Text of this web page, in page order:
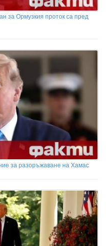
за Ормузкия проток са пред
за разоръжаване на Хамас